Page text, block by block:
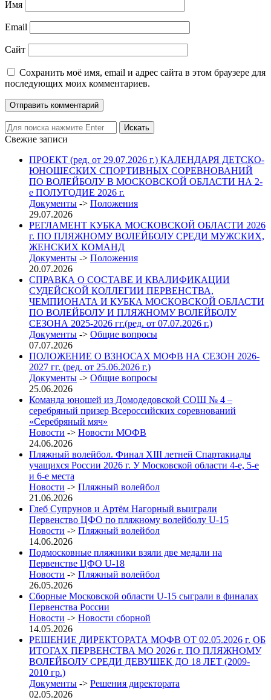
Имя
Email
Сайт
Сохранить моё имя, email и адрес сайта в этом браузере для
последующих моих комментариев.
Свежие записи
ПРОЕКТ (ред. от 29.07.2026 г.) КАЛЕНДАРЯ ДЕТСКО-
ЮНОШЕСКИХ СПОРТИВНЫХ СОРЕВНОВАНИЙ
ПО ВОЛЕЙБОЛУ В МОСКОВСКОЙ ОБЛАСТИ НА 2-
е ПОЛУГОДИЕ 2026 г.
Документы -> Положения
29.07.2026
РЕГЛАМЕНТ КУБКА МОСКОВСКОЙ ОБЛАСТИ 2026
г. ПО ПЛЯЖНОМУ ВОЛЕЙБОЛУ СРЕДИ МУЖСКИХ,
ЖЕНСКИХ КОМАНД
Документы -> Положения
20.07.2026
СПРАВКА О СОСТАВЕ И КВАЛИФИКАЦИИ
СУДЕЙСКОЙ КОЛЛЕГИИ ПЕРВЕНСТВА,
ЧЕМПИОНАТА И КУБКА МОСКОВСКОЙ ОБЛАСТИ
ПО ВОЛЕЙБОЛУ И ПЛЯЖНОМУ ВОЛЕЙБОЛУ
СЕЗОНА 2025-2026 гг.(ред. от 07.07.2026 г.)
Документы -> Общие вопросы
07.07.2026
ПОЛОЖЕНИЕ О ВЗНОСАХ МОФВ НА СЕЗОН 2026-
2027 гг. (ред. от 25.06.2026 г.)
Документы -> Общие вопросы
25.06.2026
Команда юношей из Домодедовской СОШ № 4 –
серебряный призер Всероссийских соревнований
«Серебряный мяч»
Новости -> Новости МОФВ
24.06.2026
Пляжный волейбол. Финал XIII летней Спартакиады
учащихся России 2026 г. У Московской области 4-е, 5-е
и 6-е места
Новости -> Пляжный волейбол
21.06.2026
Глеб Супрунов и Артём Нагорный выиграли
Первенство ЦФО по пляжному волейболу U-15
Новости -> Пляжный волейбол
14.06.2026
Подмосковные пляжники взяли две медали на
Первенстве ЦФО U-18
Новости -> Пляжный волейбол
26.05.2026
Сборные Московской области U-15 сыграли в финалах
Первенства России
Новости -> Новости сборной
14.05.2026
РЕШЕНИЕ ДИРЕКТОРАТА МОФВ ОТ 02.05.2026 г. ОБ
ИТОГАХ ПЕРВЕНСТВА МО 2026 г. ПО ПЛЯЖНОМУ
ВОЛЕЙБОЛУ СРЕДИ ДЕВУШЕК ДО 18 ЛЕТ (2009-
2010 гр.)
Документы -> Решения директората
02.05.2026